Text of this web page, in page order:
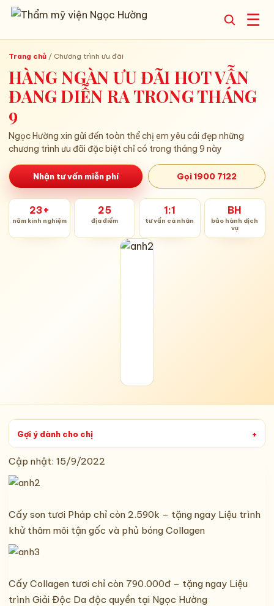
☰
Trang chủ / Chương trình ưu đãi
HÀNG NGÀN ƯU ĐÃI HOT VẪN
ĐANG DIỄN RA TRONG THÁNG
9
Ngọc Hường xin gửi đến toàn thể chị em yêu cái đẹp những
chương trình ưu đãi đặc biệt chỉ có trong tháng 9 này
Nhận tư vấn miễn phí Gọi 1900 7122
23+
năm kinh nghiệm
25
địa điểm
1:1
tư vấn cá nhân
BH
bảo hành dịch
vụ
Gợi ý dành cho chị +
Cập nhật: 15/9/2022
Cấy son tươi Pháp chỉ còn 2.590k – tặng ngay Liệu trình
khử thâm môi tận gốc và phủ bóng Collagen
Cấy Collagen tươi chỉ còn 790.000đ – tặng ngay Liệu
trình Giải Độc Da độc quyền tại Ngọc Hường